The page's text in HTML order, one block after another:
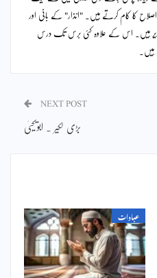
کا کام کرتے ہیں۔ "انذار" کے بانی اور
مدیر ہیں۔ اس کے علاوہ کئی برس تک درس
NEXT POST
بڑی لکیر ۔ ابویحییٰ
عبادات